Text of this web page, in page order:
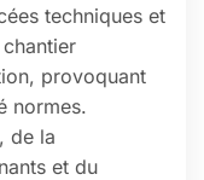
techniques et
provoquant
normes.
de la
et du